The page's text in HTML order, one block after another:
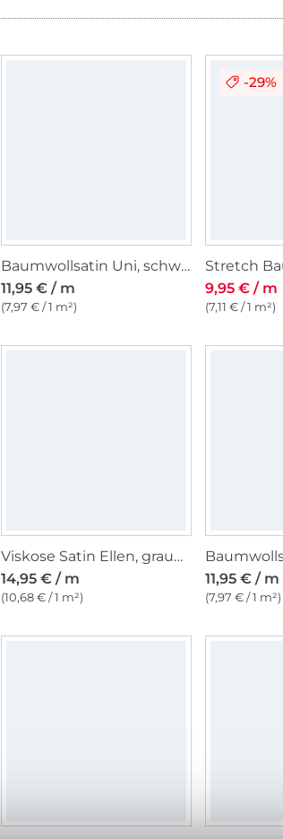
Baumwollsatin Uni, schwarz
11,95 € / m
(7,97 € / 1 m²)
-29%
9,95 € / m
(7,11 € / 1 m²)
Viskose Satin Ellen, graugrün
14,95 € / m
(10,68 € / 1 m²)
11,95 € / m
(7,97 € / 1 m²)